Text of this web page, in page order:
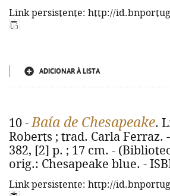
Link persistente: http://
ADICIONAR À LISTA
10 -Baía de Chesapeake.
Roberts ; trad. Carla Ferraz.
382, [2] p. ; 17 cm. -
orig.: Chesapeake blue. -
Link persistente: http://